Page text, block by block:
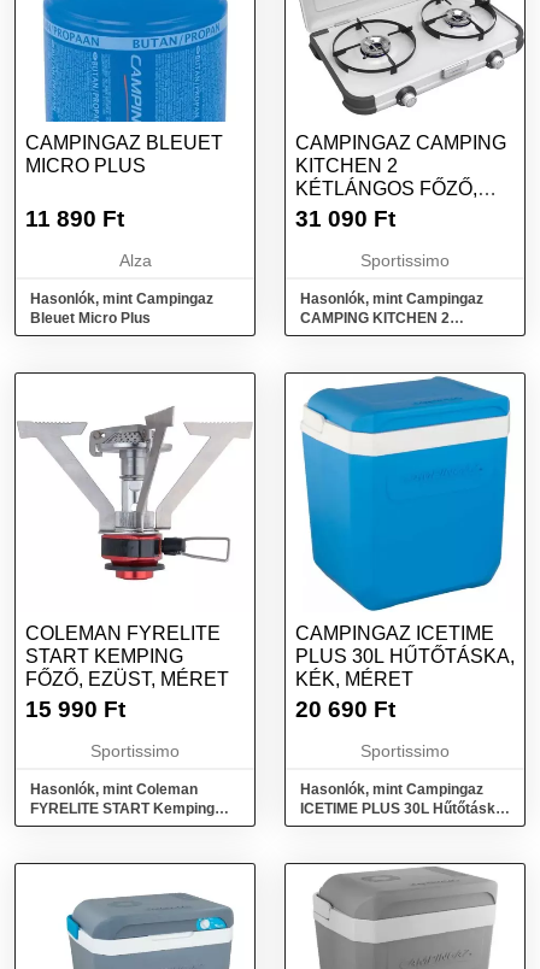
CAMPINGAZ BLEUET
MICRO PLUS
11 890 Ft
Alza
Hasonlók, mint Campingaz
Bleuet Micro Plus
CAMPINGAZ CAMPING
KITCHEN 2
KÉTLÁNGOS FŐZŐ,
EZÜST, MÉRET
31 090 Ft
Sportissimo
Hasonlók, mint Campingaz
CAMPING KITCHEN 2
Kétlángos főző, ezüst, méret
COLEMAN FYRELITE
START KEMPING
FŐZŐ, EZÜST, MÉRET
15 990 Ft
Sportissimo
Hasonlók, mint Coleman
FYRELITE START Kemping
főző, ezüst, méret
CAMPINGAZ ICETIME
PLUS 30L HŰTŐTÁSKA,
KÉK, MÉRET
20 690 Ft
Sportissimo
Hasonlók, mint Campingaz
ICETIME PLUS 30L Hűtőtáska,
kék, méret